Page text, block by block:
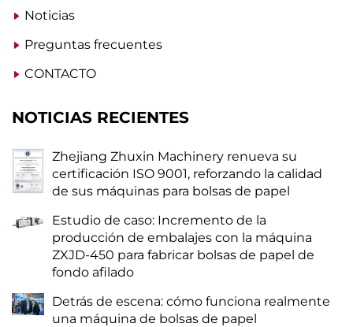
Noticias
Preguntas frecuentes
CONTACTO
NOTICIAS RECIENTES
Zhejiang Zhuxin Machinery renueva su
certificación ISO 9001, reforzando la calidad
de sus máquinas para bolsas de papel
Estudio de caso: Incremento de la
producción de embalajes con la máquina
ZXJD-450 para fabricar bolsas de papel de
fondo afilado
Detrás de escena: cómo funciona realmente
una máquina de bolsas de papel